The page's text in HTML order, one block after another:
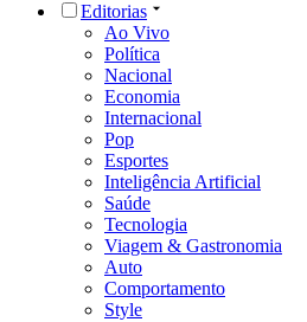
Editorias
Ao Vivo
Política
Nacional
Economia
Internacional
Pop
Esportes
Inteligência Artificial
Saúde
Tecnologia
Viagem & Gastronomia
Auto
Comportamento
Style